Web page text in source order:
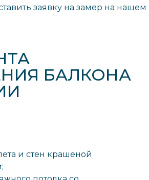
заявку на замер на нашем
БАЛКОНА
и стен крашеной